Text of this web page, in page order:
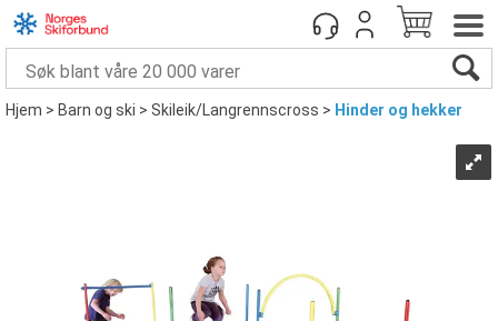
Hjem>Barn og ski>Skileik/Langrennscross> Hinder og hekker